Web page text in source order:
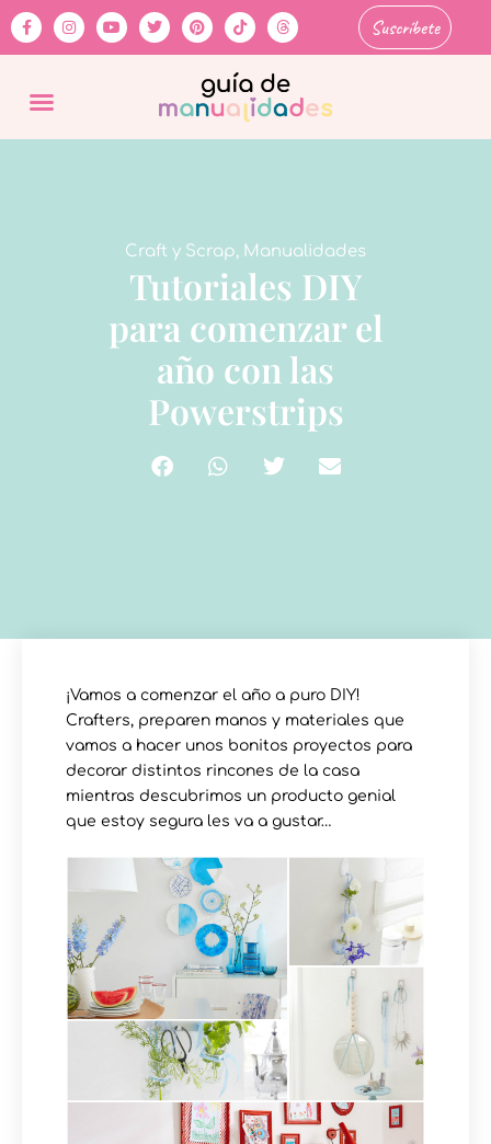
Suscríbete
Craft y Scrap, Manualidades
Tutoriales DIY
para comenzar el
año con las
Powerstrips
¡Vamos a comenzar el año a puro DIY!
Crafters, preparen manos y materiales que
vamos a hacer unos bonitos proyectos para
decorar distintos rincones de la casa
mientras descubrimos un producto genial
que estoy segura les va a gustar…